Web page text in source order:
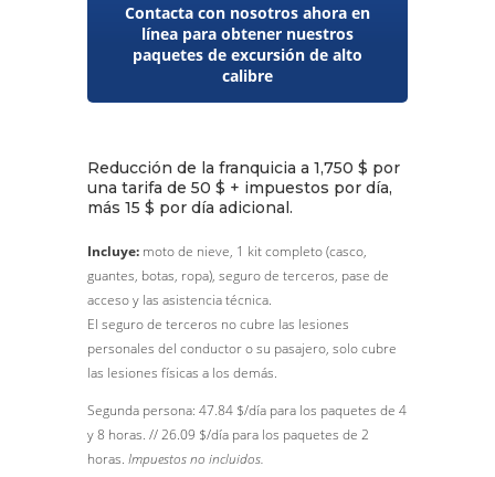
Contacta con nosotros ahora en
línea para obtener nuestros
paquetes de excursión de alto
calibre
Reducción de la franquicia a 1,750 $ por
una tarifa de 50 $ + impuestos por día,
más 15 $ por día adicional.
Incluye: moto de nieve, 1 kit completo (casco,
guantes, botas, ropa), seguro de terceros, pase de
acceso y las asistencia técnica.
El seguro de terceros no cubre las lesiones
personales del conductor o su pasajero, solo cubre
las lesiones físicas a los demás.
Segunda persona: 47.84 $/día para los paquetes de 4
y 8 horas. // 26.09 $/día para los paquetes de 2
horas. Impuestos no incluidos.